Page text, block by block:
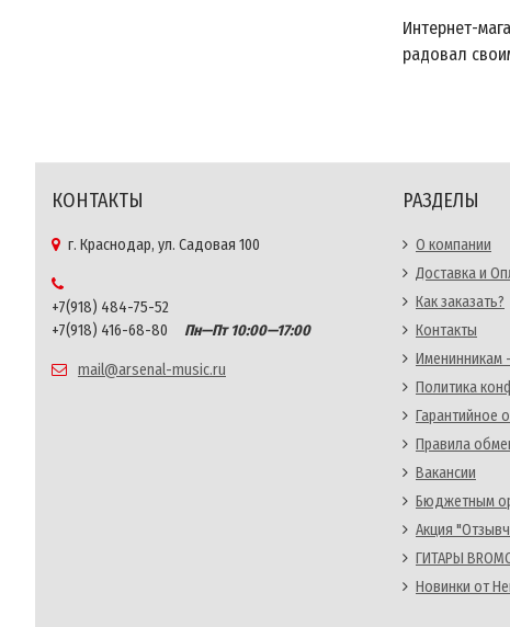
Интернет-
радовал
КОНТАКТЫ
г. Краснодар, ул. Садовая 100
+7(918) 484-75-52
+7(918) 416-68-80
Пн—Пт 10:00—17:00
mail@arsenal-music.ru
РАЗДЕЛЫ
О компании
Доставка и
Как заказать?
Контакты
Именинникам
Политика
Гарантийное
Правила
Вакансии
Бюджетным
Акция
ГИТАРЫ
Новинки от